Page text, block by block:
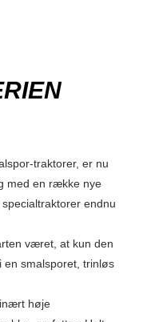
traktorer, er nu
med en række nye
endnu
været, at kun den
en smalsporet, trinløs
høje